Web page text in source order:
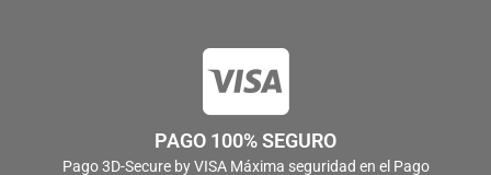
PAGO 100% SEGURO
Pago 3D-Secure by VISA Máxima seguridad en el Pago